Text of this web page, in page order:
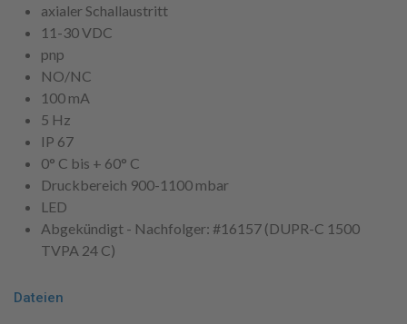
axialer Schallaustritt
11-30 VDC
pnp
NO/NC
100 mA
5 Hz
IP 67
0° C bis + 60° C
Druckbereich 900-1100 mbar
LED
Abgekündigt - Nachfolger: #16157 (DUPR-C 1500
TVPA 24 C)
Dateien